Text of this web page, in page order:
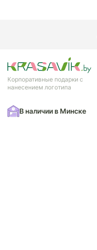
Корпоративные подарки с
нанесением логотипа
В наличии в Минске